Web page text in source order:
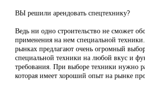
ВЫ решили арендовать спецтехнику?
Ведь ни одно строительство не сможет
применения на нем специальной
рынках предлагают очень огромный
специальной техники на любой вкус и
требования. При выборе техники нужно
которая имеет хороший опыт на рынке